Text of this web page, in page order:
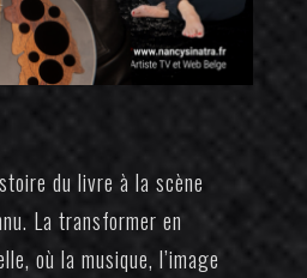
du livre à la scène
La transformer en
où la musique, l’image